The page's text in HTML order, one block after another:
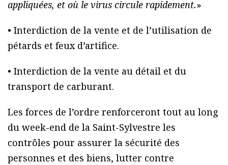
appliquées, et où le virus circule rapidement.»
• Interdiction de la vente et de l’utilisation de
pétards et feux d’artifice.
• Interdiction de la vente au détail et du
transport de carburant.
Les forces de l’ordre renforceront tout au long
du week-end de la Saint-Sylvestre les
contrôles pour assurer la sécurité des
personnes et des biens, lutter contre